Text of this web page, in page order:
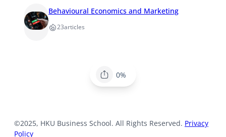
Behavioural Economics and Marketing
23articles
0%
©2025, HKU Business School. All Rights Reserved. Privacy
Policy